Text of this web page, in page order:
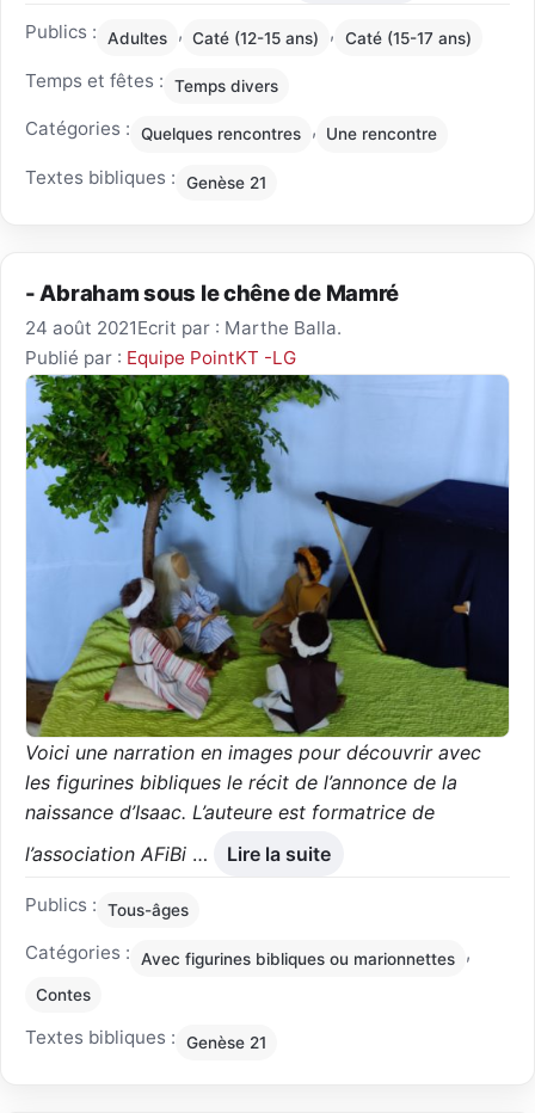
Publics : Adultes , Caté (12-15 ans) , Caté (15-17 ans)
Temps et fêtes : Temps divers
Catégories : Quelques rencontres , Une rencontre
Textes bibliques : Genèse 21
- Abraham sous le chêne de Mamré
24 août 2021Ecrit par : Marthe Balla.
Publié par : Equipe PointKT -LG
Voici une narration en images pour découvrir avec
les figurines bibliques le récit de l’annonce de la
naissance d’Isaac. L’auteure est formatrice de
l’association AFiBi … Lire la suite
Publics : Tous-âges
Catégories : Avec figurines bibliques ou marionnettes ,
Contes
Textes bibliques : Genèse 21